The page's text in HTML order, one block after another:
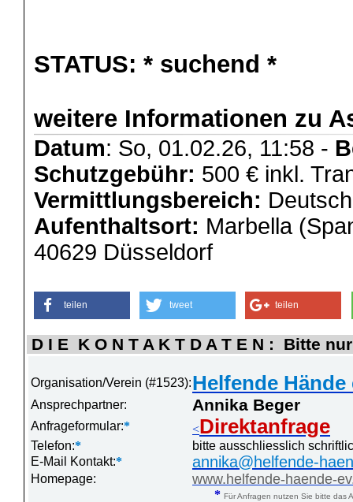
STATUS: * suchend *
weitere Informationen zu
Datum: So, 01.02.26, 11:58 -
Schutzgebühr: 500 € inkl.
Vermittlungsbereich:
Aufenthaltsort: Marbella
40629 Düsseldorf
teilen tweet teilen
D I E K O N T A K T D A T E N : Bitte
Organisation/Verein (#1523):Helfende Hände
Ansprechpartner: Annika Beger
Anfrageformular:* <Direktanfrage
Telefon:*
bitte ausschliesslich
E-Mail Kontakt:* annika@helfende-
Homepage: www.helfende-haende-
* Für Anfragen nutzen Sie bitte das